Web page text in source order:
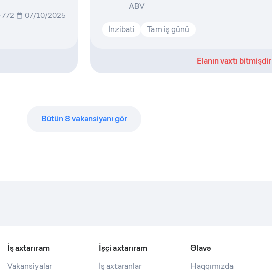
772 07/10/2025
ABV
İnzibati Tam iş günü
Elanın vaxtı bitmişdir
Bütün8vakansiyanı gör
İş axtarıram
Vakansiyalar
İşçi axtarıram
İş axtaranlar
Əlavə
Haqqımızda